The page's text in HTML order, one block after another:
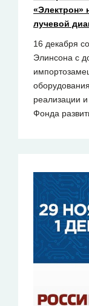
«Электрон»
лучевой
16 декабря
Элинсона с
реализации
Фонда